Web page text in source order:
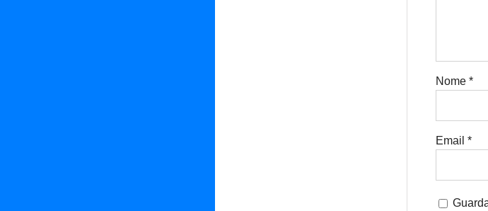
Nome *
Email *